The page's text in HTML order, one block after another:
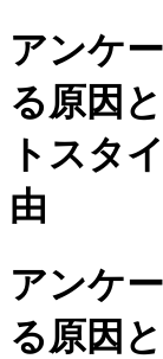
アンケ
る原因
トスタ
由
アンケ
る原因